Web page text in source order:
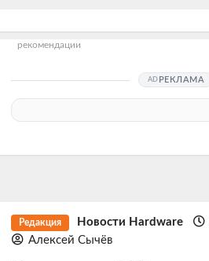
рекомендации
РЕКЛАМА
Редакция Новости Hardware
Алексей Сычёв